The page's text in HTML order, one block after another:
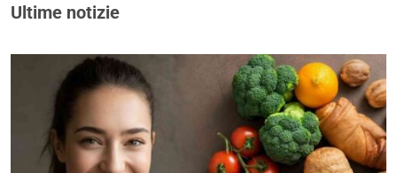
Ultime notizie